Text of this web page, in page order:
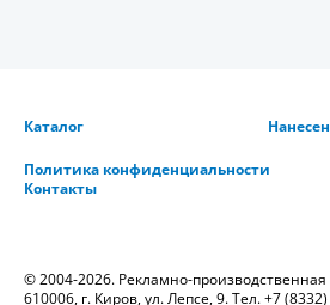
Каталог
Политика конфиденциальности
Контакты
© 2004-2026. Рекламно-
610006, г. Киров, ул. Лепсе, 9. Тел.+7